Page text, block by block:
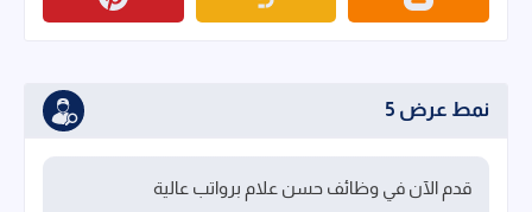
نمط عرض 5
قدم الآن في وظائف حسن علام برواتب عالية